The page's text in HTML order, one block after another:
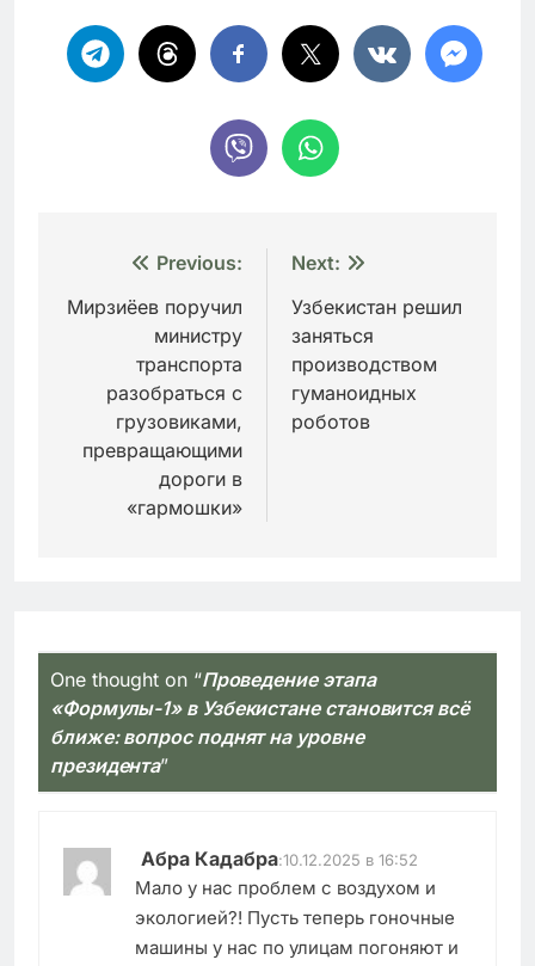
Навигация
по
записям
Previous:
Мирзиёев поручил
министру
транспорта
разобраться с
грузовиками,
превращающими
дороги в
«гармошки»
Next:
Узбекистан решил
заняться
производством
гуманоидных
роботов
One thought on “Проведение этапа
«Формулы-1» в Узбекистане становится всё
ближе: вопрос поднят на уровне
президента”
Абра Кадабра:10.12.2025 в 16:52
Мало у нас проблем с воздухом и
экологией?! Пусть теперь гоночные
машины у нас по улицам погоняют и